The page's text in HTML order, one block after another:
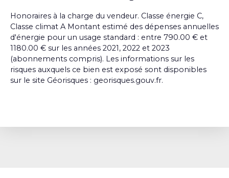
Honoraires à la charge du vendeur. Classe énergie C,
Classe climat A Montant estimé des dépenses annuelles
d'énergie pour un usage standard : entre 790.00 € et
1180.00 € sur les années 2021, 2022 et 2023
(abonnements compris). Les informations sur les
risques auxquels ce bien est exposé sont disponibles
sur le site Géorisques : georisques.gouv.fr.